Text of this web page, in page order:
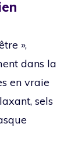
»,
dans la
en vraie
sels